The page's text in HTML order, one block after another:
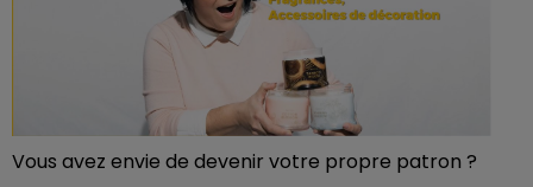
Vous avez envie de devenir votre propre patron ?